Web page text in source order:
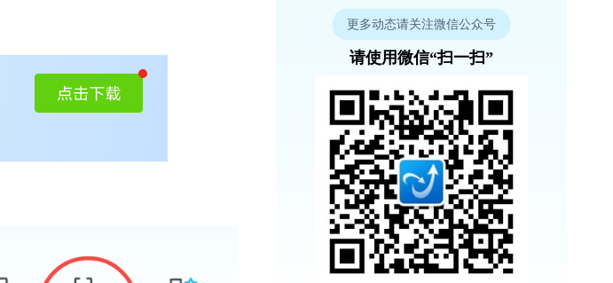
更多动态请关注微信公众号
请使用微信“扫一扫”